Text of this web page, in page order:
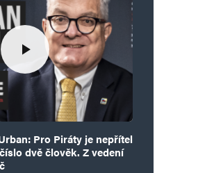
Pro Piráty je nepřítel
dvě člověk. Z vedení